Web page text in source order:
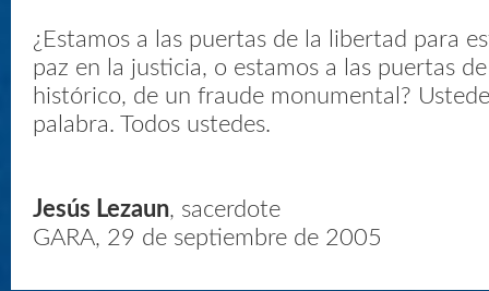
¿Estamos a las puertas de la libertad para
paz en la justicia, o estamos a las puertas
histórico, de un fraude monumental?
palabra. Todos ustedes.
Jesús Lezaun, sacerdote
GARA, 29 de septiembre de 2005